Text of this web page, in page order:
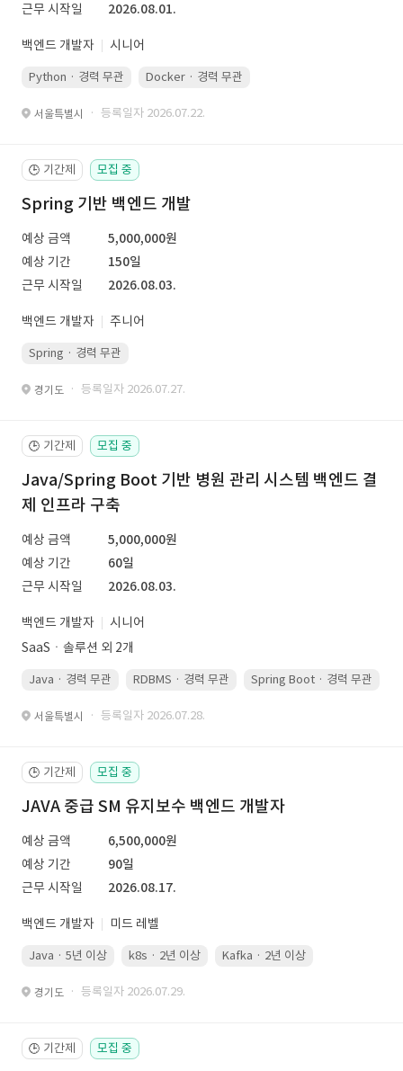
근무 시작일
2026.08.01.
백엔드 개발자 시니어
Python · 경력 무관 Docker · 경력 무관
서울특별시 · 등록일자 2026.07.22.
🕒 기간제 모집 중
Spring 기반 백엔드 개발
예상 금액
5,000,000원
예상 기간
150일
근무 시작일
2026.08.03.
백엔드 개발자 주니어
Spring · 경력 무관
경기도 · 등록일자 2026.07.27.
🕒 기간제 모집 중
Java/Spring Boot 기반 병원 관리 시스템 백엔드 결
제 인프라 구축
예상 금액
5,000,000원
예상 기간
60일
근무 시작일
2026.08.03.
백엔드 개발자
시니어
SaaSㆍ솔루션 외 2개
Java · 경력 무관 RDBMS · 경력 무관 Spring Boot · 경력 무관
서울특별시 · 등록일자 2026.07.28.
🕒 기간제 모집 중
JAVA 중급 SM 유지보수 백엔드 개발자
예상 금액
6,500,000원
예상 기간
90일
근무 시작일
2026.08.17.
백엔드 개발자 미드 레벨
Java · 5년 이상 k8s · 2년 이상 Kafka · 2년 이상
경기도 · 등록일자 2026.07.29.
🕒 기간제 모집 중